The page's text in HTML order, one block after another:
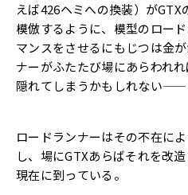
えば426ヘミへの換装） がGTX
模倣するように、 模型のロー
マンスをさせるにもじつは金
ナーがふたたび場にあらわれ
隠れてしまうかもしれない——
ロードランナーはその不在に
し、 場にGTXあらばそれを改
現在に到っている。